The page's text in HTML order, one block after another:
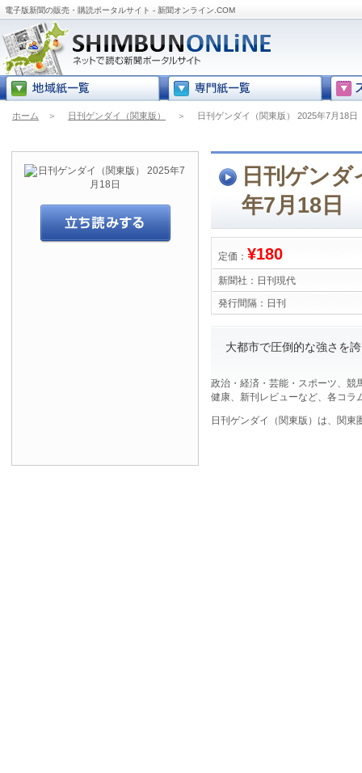
電子版新聞の販売・購読ポータルサイト - 新聞オンライン.COM
ホーム ＞ 日刊ゲンダイ（関東版） ＞ 日刊ゲンダイ（関東版） 2025年7月18日
日刊ゲン
年7月18日
定価： ¥180
新聞社： 日刊現代
発行間隔： 日刊
大都市で圧倒的な強さを
政治・経済・芸能・スポーツ、競
健康、新刊レビューなど、各コラ
日刊ゲンダイ（関東版）は、関